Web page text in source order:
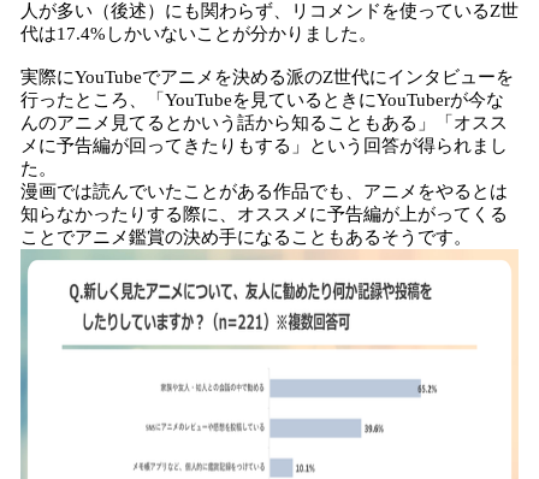
人が多い（後述）にも関わらず、リコメンドを使っているZ世
代は17.4%しかいないことが分かりました。
実際にYouTubeでアニメを決める派のZ世代にインタビューを
行ったところ、「YouTubeを見ているときにYouTuberが今な
んのアニメ見てるとかいう話から知ることもある」「オスス
メに予告編が回ってきたりもする」という回答が得られまし
た。
漫画では読んでいたことがある作品でも、アニメをやるとは
知らなかったりする際に、オススメに予告編が上がってくる
ことでアニメ鑑賞の決め手になることもあるそうです。